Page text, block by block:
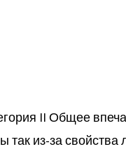
II Общее
так из-за